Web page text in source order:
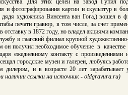
Для этих целей на завод Гупил
и фотографирования картин и скульптур в
дядя художника Винсента ван Гога,) вошел в
печати гравюр, в том числе, за счет
отставку в 1872 году, но владел акциями
в гаагский филиал крупной
он получил необходимое обучение в
ежедневному контакту с произведениями
городские музеи и галереи, любуясь
дилером, и в возрасте 20 лет
наличии ссылки на источник - oldgravura.ru)